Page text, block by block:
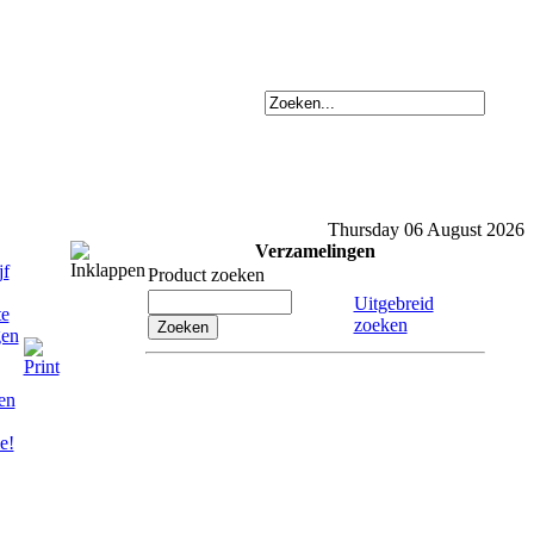
Thursday 06 August 2026
Verzamelingen
Product zoeken
Uitgebreid
zoeken